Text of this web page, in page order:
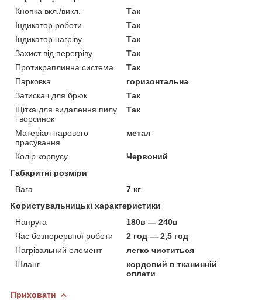
Кнопка вкл./викл.
Так
Індикатор роботи
Так
Індикатор нагріву
Так
Захист від перегріву
Так
Протикраплинна система
Так
Парковка
горизонтальна
Затискач для брюк
Так
Щітка для видалення пилу
і ворсинок
Так
Матеріал парового
прасування
метал
Колір корпусу
Червоний
Габаритні розміри
Вага
7 кг
Користувальницькі характеристики
Напруга
180в — 240в
Час безперервної роботи
2 год — 2,5 год
Нагрівальний елемент
легко чиститься
Шланг
кордовий в тканинній
оплети
Приховати